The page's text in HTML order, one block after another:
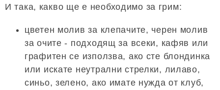
И така, какво ще е необходимо за грим:
цветен молив за клепачите, черен молив
за очите - подходящ за всеки, кафяв или
графитен се използва, ако сте блондинка
или искате неутрални стрелки, лилаво,
синьо, зелено, ако имате нужда от клуб,